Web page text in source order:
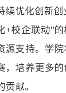
续优化创新
+校企联动”
源支持。学
，培养更多
献。